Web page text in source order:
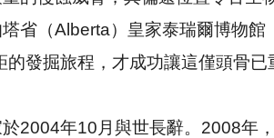
省（Alberta）皇家泰瑞爾博物
發掘旅程，才成功讓這僅頭骨已
2004年10月與世長辭。2008年